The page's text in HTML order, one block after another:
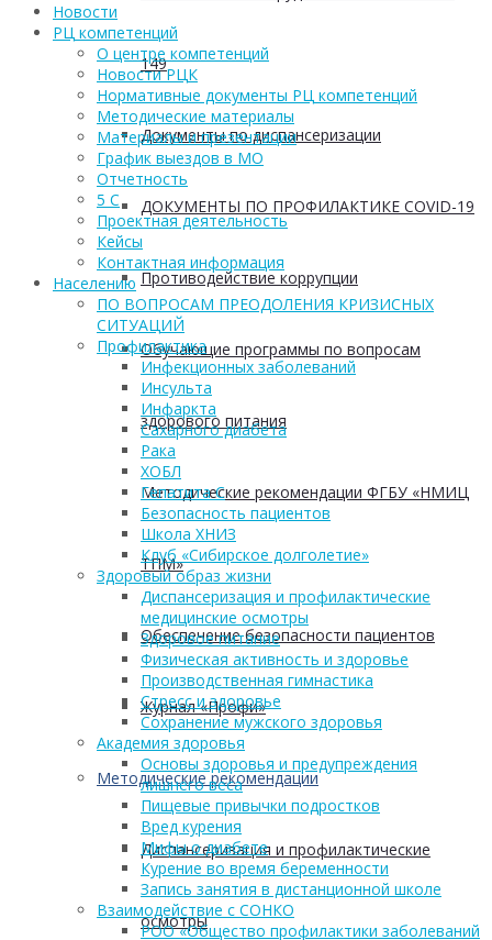
149
Документы по диспансеризации
ДОКУМЕНТЫ ПО ПРОФИЛАКТИКЕ COVID-19
Противодействие коррупции
Обучающие программы по вопросам
здорового питания
Методические рекомендации ФГБУ «НМИЦ
ТПМ»
Обеспечение безопасности пациентов
Журнал «Профи»
Методические рекомендации
Диспансеризация и профилактические
осмотры
Новости
РЦ компетенций
О центре компетенций
Новости РЦК
Нормативные документы РЦ компетенций
Методические материалы
Материалы и презентации
График выездов в МО
Отчетность
5 С
Проектная деятельность
Кейсы
Контактная информация
Населению
ПО ВОПРОСАМ ПРЕОДОЛЕНИЯ КРИЗИСНЫХ
СИТУАЦИЙ
Профилактика
Инфекционных заболеваний
Инсульта
Инфаркта
Сахарного диабета
Рака
ХОБЛ
Гепатита С
Безопасность пациентов
Школа ХНИЗ
Клуб «Сибирское долголетие»
Здоровый образ жизни
Диспансеризация и профилактические
медицинские осмотры
Здоровое питание
Физическая активность и здоровье
Производственная гимнастика
Стресс и здоровье
Сохранение мужского здоровья
Академия здоровья
Основы здоровья и предупреждения
лишнего веса
Пищевые привычки подростков
Вред курения
Мифы о диабете
Курение во время беременности
Запись занятия в дистанционной школе
Взаимодействие с СОНКО
РОО «Общество профилактики заболеваний